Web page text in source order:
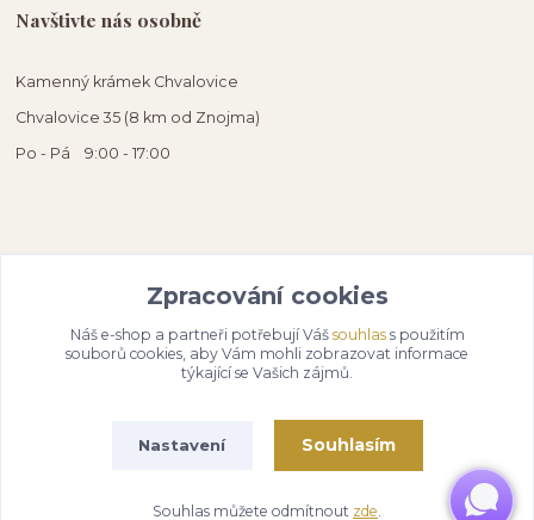
Navštivte nás osobně
Kamenný krámek Chvalovice
Chvalovice 35 (8 km od Znojma)
Po - Pá 9:00 - 17:00
Zpracování cookies
Náš e-shop a partneři potřebují Váš souhlass použitím
souborů cookies, aby Vám mohli zobrazovat informace
týkající se Vašich zájmů.
Nastavení Souhlasím
Souhlas můžete odmítnout zde